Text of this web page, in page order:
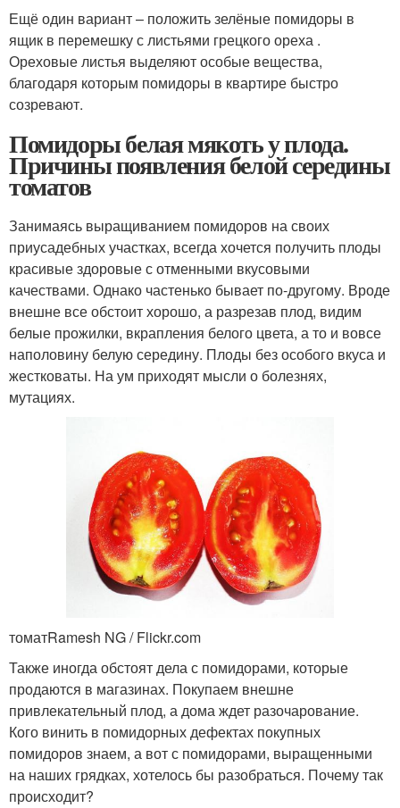
Ещё один вариант – положить зелёные помидоры в
ящик в перемешку с листьями грецкого ореха .
Ореховые листья выделяют особые вещества,
благодаря которым помидоры в квартире быстро
созревают.
Помидоры белая мякоть у плода.
Причины появления белой середины
томатов
Занимаясь выращиванием помидоров на своих
приусадебных участках, всегда хочется получить плоды
красивые здоровые с отменными вкусовыми
качествами. Однако частенько бывает по-другому. Вроде
внешне все обстоит хорошо, а разрезав плод, видим
белые прожилки, вкрапления белого цвета, а то и вовсе
наполовину белую середину. Плоды без особого вкуса и
жестковаты. На ум приходят мысли о болезнях,
мутациях.
томатRamesh NG / Flickr.com
Также иногда обстоят дела с помидорами, которые
продаются в магазинах. Покупаем внешне
привлекательный плод, а дома ждет разочарование.
Кого винить в помидорных дефектах покупных
помидоров знаем, а вот с помидорами, выращенными
на наших грядках, хотелось бы разобраться. Почему так
происходит?